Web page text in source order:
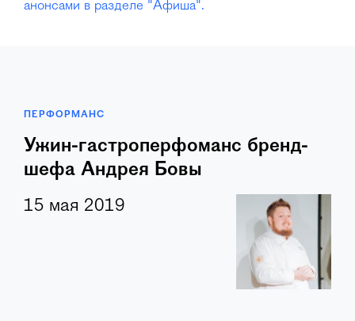
анонсами в разделе "Афиша".
ПЕРФОРМАНС
Ужин-гастроперфоманс бренд-
шефа Андрея Бовы
15 мая 2019